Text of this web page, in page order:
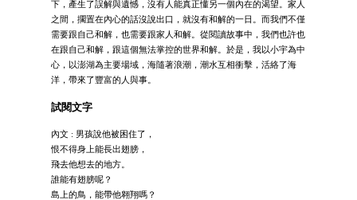
下，產生了誤解與遺憾，沒有人能真正懂另一個內在的渴望。家人
之間，擱置在內心的話沒說出口，就沒有和解的一日。而我們不僅
需要跟自己和解，也需要跟家人和解。從閱讀故事中，我們也許也
在跟自己和解，跟這個無法掌控的世界和解。於是，我以小宇為中
心，以澎湖為主要場域，海隨著浪潮，潮水互相衝擊，活絡了海
洋，帶來了豐富的人與事。
試閱文字
內文 : 男孩說他被困住了，
恨不得身上能長出翅膀，
飛去他想去的地方。
誰能有翅膀呢？
島上的鳥，能帶他翱翔嗎？